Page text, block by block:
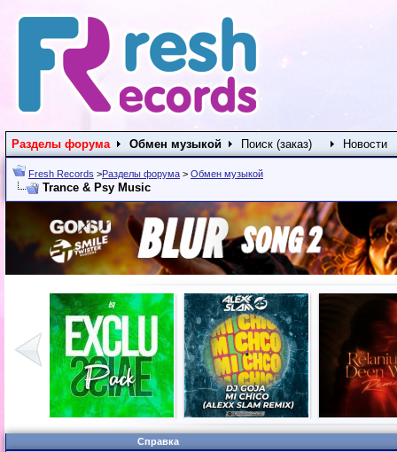
Разделы форума Обмен музыкой Поиск (заказ) Новости
Fresh Records >Разделы форума > Обмен музыкой
Trance & Psy Music
Справка